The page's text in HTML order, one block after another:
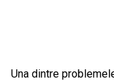
Una dintre